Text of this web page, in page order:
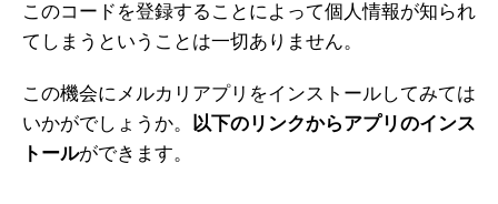
このコードを登録することによって個人情報が知られ
てしまうということは一切ありません。
この機会にメルカリアプリをインストールしてみては
いかがでしょうか。 以下のリンクからアプリのインス
トールができます。